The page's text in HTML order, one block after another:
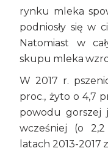
rynku mleka
podniosły się w
Natomiast w
skupu mleka
W 2017 r.
proc., żyto o 4,7
powodu gorszej
wcześniej (o
latach 2013-2017